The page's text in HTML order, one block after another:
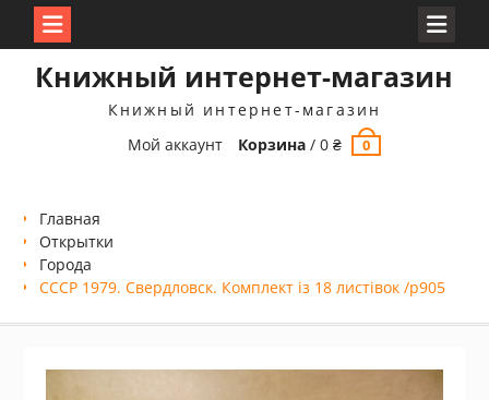
Книжный интернет-магазин
Книжный интернет-магазин
Мой аккаунт
Корзина /0₴ 0
Главная
Открытки
Города
СССР 1979. Свердловск. Комплект із 18 листівок /р905